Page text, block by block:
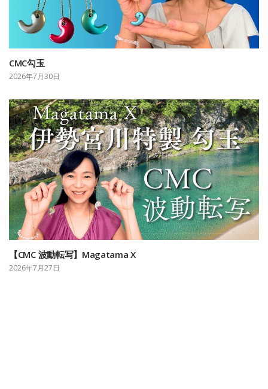
CMC勾玉
2026年7月30日
【CMC 波動転写】Magatama X
2026年7月27日